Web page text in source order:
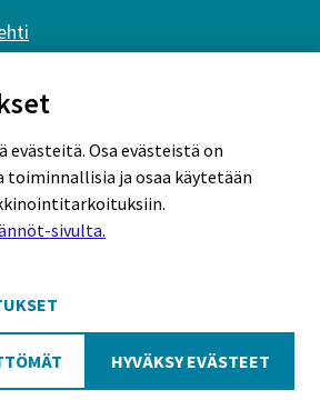
web design
evästeitä. Osa evästeistä on
ja osaa käytetään
sivulta.
HYVÄKSY EVÄSTEET